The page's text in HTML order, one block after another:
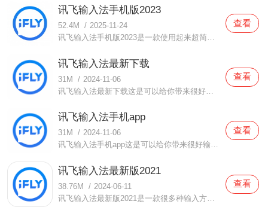
讯飞输入法手机版2023
52.4M / 2025-11-24
讯飞输入法手机版2023是一款使用起来超简单的输入法软件，在这款讯飞输入法手机版2023中用户们都可以在这里面体验到非常便捷的输入体验，用户们使用该软件之后就可以打字就会更加快速流畅了，还有自动更新错别字的功能，神奇的地方还有很多，用户们都可以来试试哦，等你们来一
查看
讯飞输入法最新下载
31M / 2024-11-06
讯飞输入法最新下载这是可以给你带来很好的功能内容以及各种优质的输入内容的手机软件，这里的很多内容都会给你带来很好好的感受，这里的功能也给你非常好的使用体验，大家在这不仅仅可以给你很多的表情包内容，还有非常庞大的词库内容，给你体验，这有各种当下网络流行词
查看
讯飞输入法手机app
31M / 2024-11-06
讯飞输入法手机app这是可以给你带来很好输入体验的手机软件，不仅有很好的输入功能给你使用体验，还给你带来很好的优质表情包，各种内容都很魔性，为你带来相当有趣的感受。而且软件还可以给你带来游戏键盘，让你在游戏的时候可以轻松的输入，而且还可以进行语音转文字，非
查看
讯飞输入法最新版2021
38.76M / 2024-06-11
讯飞输入法最新版2021是一款很多种输入方法可以选择的手机工具，讯飞输入法最新版2021可以非常快速的使用这里的输入工具，无论的文字输入还是语音输入都非常方便，精准的识别文字非常节省时间，还有多种键盘模式选择，这款软件适配很多种大小的手机屏幕，如果你需要一个好用的
查看